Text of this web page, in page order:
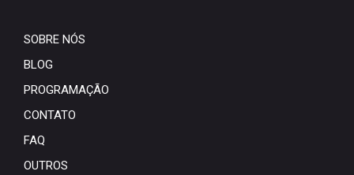
SOBRE NÓS
BLOG
PROGRAMAÇÃO
CONTATO
FAQ
OUTROS